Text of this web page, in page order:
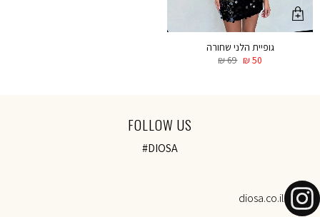
גופיית הלני שחורה
₪69 ₪50
FOLLOW US
#DIOSA
diosa.co.il